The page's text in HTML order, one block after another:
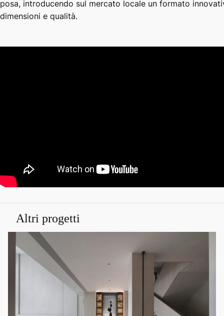
posa, introducendo sul mercato locale un formato
dimensioni e qualità.
Altri progetti